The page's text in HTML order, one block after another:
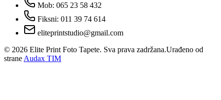
Mob: 065 23 58 432
Fiksni: 011 39 74 614
eliteprintstudio@gmail.com
© 2026 Elite Print Foto Tapete. Sva prava zadržana.Urađeno od
strane Audax TIM